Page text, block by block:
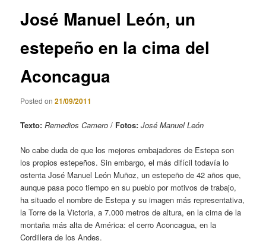
José Manuel León, un
estepeño en la cima del
Aconcagua
Posted on21/09/2011
Texto: Remedios Camero / Fotos: José Manuel León
No cabe duda de que los mejores embajadores de Estepa son
los propios estepeños. Sin embargo, el más difícil todavía lo
ostenta José Manuel León Muñoz, un estepeño de 42 años que,
aunque pasa poco tiempo en su pueblo por motivos de trabajo,
ha situado el nombre de Estepa y su imagen más representativa,
la Torre de la Victoria, a 7.000 metros de altura, en la cima de la
montaña más alta de América: el cerro Aconcagua, en la
Cordillera de los Andes.